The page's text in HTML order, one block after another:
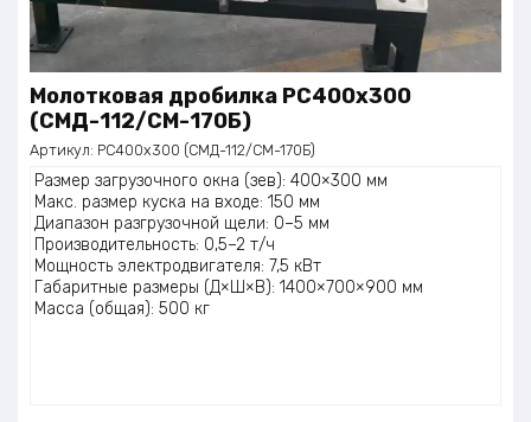
Молотковая дробилка PC400x300
(СМД-112/СМ-170Б)
Артикул: PC400x300 (СМД-112/СМ-170Б)
Размер загрузочного окна (зев): 400×300 мм
Макс. размер куска на входе: 150 мм
Диапазон разгрузочной щели: 0–5 мм
Производительность: 0,5–2 т/ч
Мощность электродвигателя: 7,5 кВт
Габаритные размеры (Д×Ш×В): 1400×700×900 мм
Масса (общая): 500 кг